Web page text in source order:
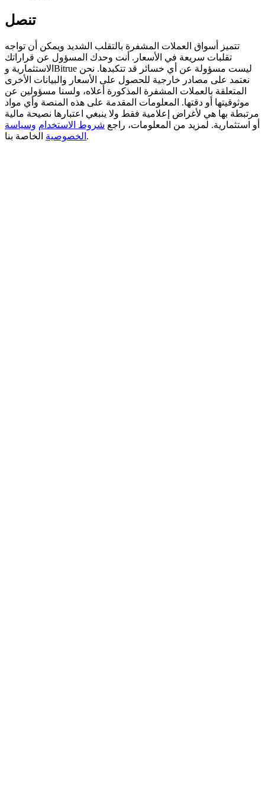
Deposit CASHCAT & Win
Share 500000 CASHCAT prize pool
Exclusive for BitMart Users
Register & Trade to Win 500,000 USDT
تنصل
تتميز أسواق العملات المشفرة بالتقلب الشديد ويمكن أن تواجه
تقلبات سريعة في الأسعار. أنت وحدك المسؤول عن قراراتك
الاستثمارية وBitrue ليست مسؤولة عن أي خسائر قد تتكبدها. نحن
نعتمد على مصادر خارجية للحصول على الأسعار والبيانات الأخرى
المتعلقة بالعملات المشفرة المذكورة أعلاه، ولسنا مسؤولين عن
موثوقيتها أو دقتها. المعلومات المقدمة على هذه المنصة وأي مواد
مرتبطة بها هي لأغراض إعلامية فقط ولا ينبغي اعتبارها نصيحة مالية
أو استثمارية. لمزيد من المعلومات، راجع شروط الاستخدام وسياسة
الخصوصية الخاصة بنا.